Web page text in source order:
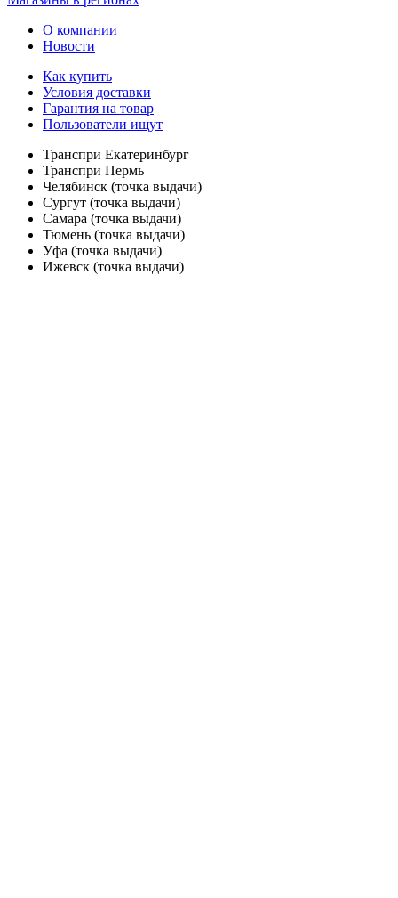
О компании
Новости
Как купить
Условия доставки
Гарантия на товар
Пользователи ищут
Транспри Екатеринбург
Транспри Пермь
Челябинск (точка выдачи)
Сургут (точка выдачи)
Самара (точка выдачи)
Тюмень (точка выдачи)
Уфа (точка выдачи)
Ижевск (точка выдачи)